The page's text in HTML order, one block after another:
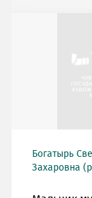
Богатырь
Захаровна